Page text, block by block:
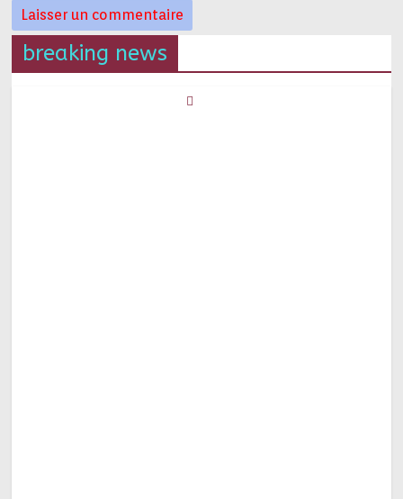
breaking news